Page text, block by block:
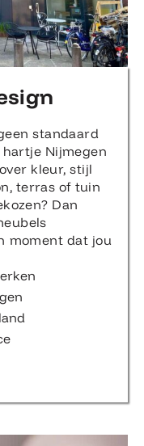
standaard
Nijmegen
kleur, stijl
terras of tuin
Dan
moment dat jou